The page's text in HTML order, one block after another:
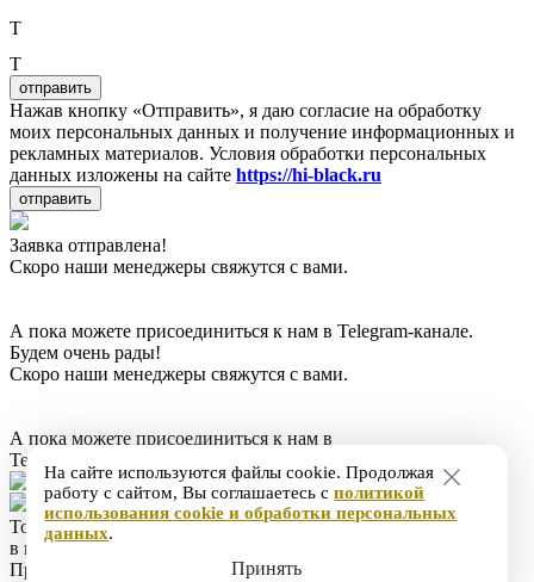
На сайте используются файлы cookie. Продолжая
работу с сайтом, Вы соглашаетесь сполитикой
использования cookie и обработки персональных
данных.
Принять
T
T
отправить
Нажав кнопку «Отправить», я даю согласие на обработку
моих персональных данных и получение информационных и
рекламных материалов. Условия обработки персональных
данных изложены на сайте https://hi-black.ru
отправить
Заявка отправлена!
Скоро наши менеджеры свяжутся с вами.
А пока можете присоединиться к нам в Telegram-канале.
Будем очень рады!
Скоро наши менеджеры свяжутся с вами.
А пока можете присоединиться к нам в
Telegram-канале. Будем очень рады!
Товар добавлен
в корзину
Продолжить покупки